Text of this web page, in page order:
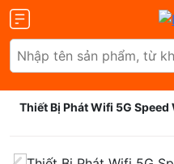
Thiết Bị Phát Wifi 5G Speed